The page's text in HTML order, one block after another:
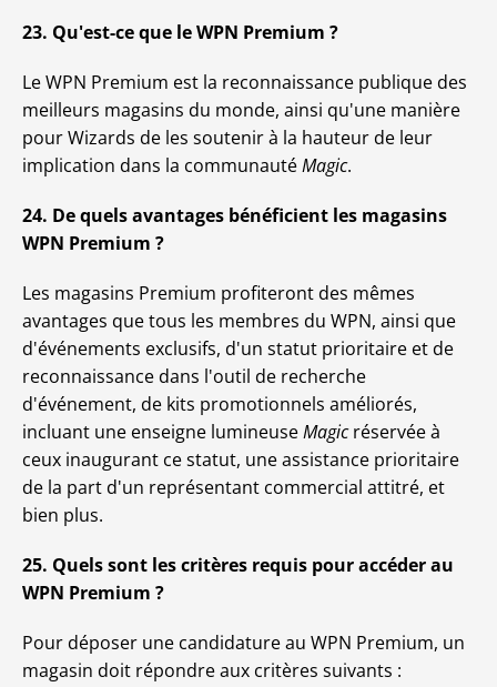
23. Qu'est-ce que le WPN Premium ?
Le WPN Premium est la reconnaissance publique des
meilleurs magasins du monde, ainsi qu'une manière
pour Wizards de les soutenir à la hauteur de leur
implication dans la communautéMagic.
24. De quels avantages bénéficient les magasins
WPN Premium ?
Les magasins Premium profiteront des mêmes
avantages que tous les membres du WPN, ainsi que
d'événements exclusifs, d'un statut prioritaire et de
reconnaissance dans l'outil de recherche
d'événement, de kits promotionnels améliorés,
incluant une enseigne lumineuseMagicréservée à
ceux inaugurant ce statut, une assistance prioritaire
de la part d'un représentant commercial attitré, et
bien plus.
25. Quels sont les critères requis pour accéder au
WPN Premium ?
Pour déposer une candidature au WPN Premium, un
magasin doit répondre aux critères suivants :